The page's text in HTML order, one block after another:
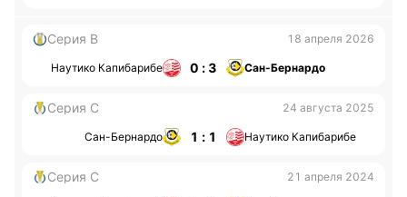
Серия B 18 апреля 2026
Наутико Капибарибе 0 : 3 Сан-Бернардо
Серия С 24 августа 2025
Сан-Бернардо 1 : 1 Наутико Капибарибе
Серия С 21 апреля 2024